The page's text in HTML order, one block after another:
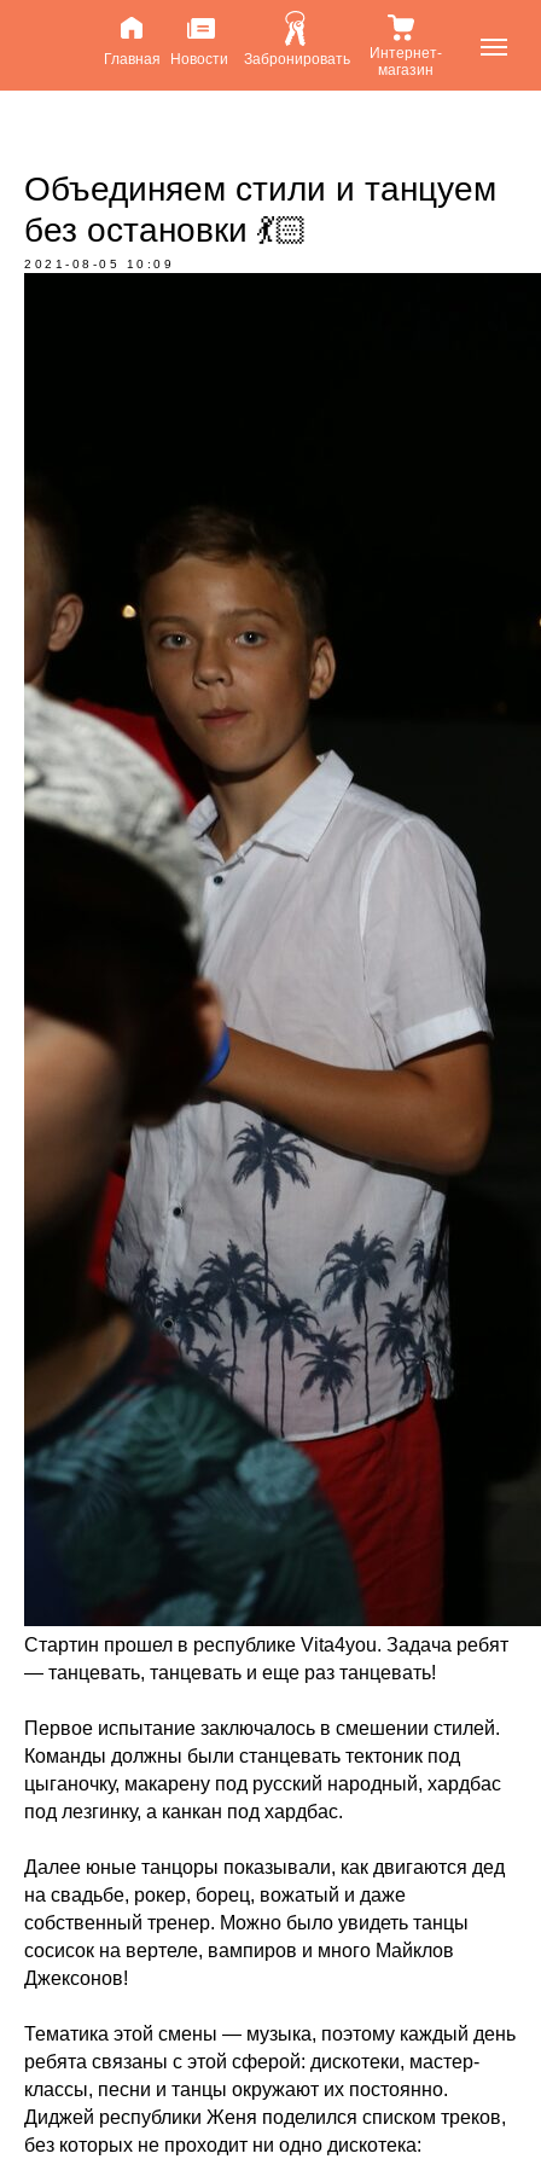
Главная Новости Забронировать
Интернет-
магазин
Объединяем стили и танцуем
без остановки 💃🏻
2021-08-05 10:09
Стартин прошел в республике Vita4you. Задача ребят
— танцевать, танцевать и еще раз танцевать!
Первое испытание заключалось в смешении стилей.
Команды должны были станцевать тектоник под
цыганочку, макарену под русский народный, хардбас
под лезгинку, а канкан под хардбас.
Далее юные танцоры показывали, как двигаются дед
на свадьбе, рокер, борец, вожатый и даже
собственный тренер. Можно было увидеть танцы
сосисок на вертеле, вампиров и много Майклов
Джексонов!
Тематика этой смены — музыка, поэтому каждый день
ребята связаны с этой сферой: дискотеки, мастер-
классы, песни и танцы окружают их постоянно.
Диджей республики Женя поделился списком треков,
без которых не проходит ни одно дискотека: